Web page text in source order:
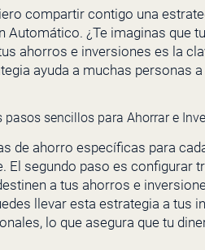
compartir contigo una
Automático. ¿Te imaginas que
ahorros e inversiones es la
ayuda a muchas personas
pasos sencillos para Ahorrar e
de ahorro específicas para
El segundo paso es configurar
a tus ahorros e
llevar esta estrategia a tus
lo que asegura que tu